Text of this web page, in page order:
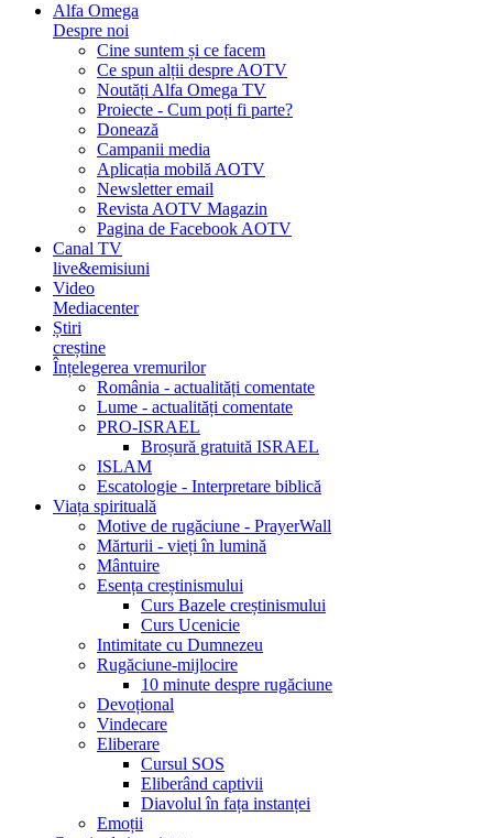
Alfa Omega
Despre noi
Cine suntem și ce facem
Ce spun alții despre AOTV
Noutăți Alfa Omega TV
Proiecte - Cum poți fi parte?
Donează
Campanii media
Aplicația mobilă AOTV
Newsletter email
Revista AOTV Magazin
Pagina de Facebook AOTV
Canal TV
live&emisiuni
Video
Mediacenter
Știri
creștine
Înțelegerea vremurilor
România - actualități comentate
Lume - actualități comentate
PRO-ISRAEL
Broșură gratuită ISRAEL
ISLAM
Escatologie - Interpretare biblică
Viața spirituală
Motive de rugăciune - PrayerWall
Mărturii - vieți în lumină
Mântuire
Esența creștinismului
Curs Bazele creștinismului
Curs Ucenicie
Intimitate cu Dumnezeu
Rugăciune-mijlocire
10 minute despre rugăciune
Devoțional
Vindecare
Eliberare
Cursul SOS
Eliberând captivii
Diavolul în fața instanței
Emoții